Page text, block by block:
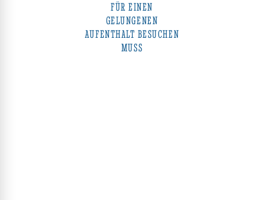
FÜR EINEN
GELUNGENEN
AUFENTHALT BESUCHEN
MUSS